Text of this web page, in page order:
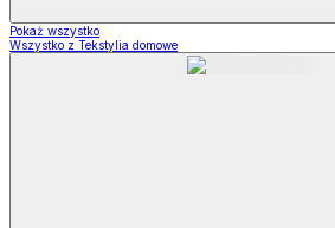
Pokaż wszystko
Wszystko z Tekstylia domowe